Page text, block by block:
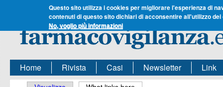
Questo sito utilizza i cookies per migliorare l'esperienza di
contenuti di questo sito dichiari di acconsentire all'utilizzo dei
No, voglio più informazioni
Home Rivista Casi Newsletter Link